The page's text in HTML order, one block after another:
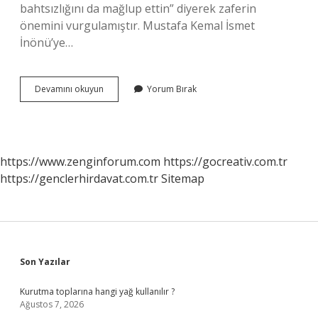
bahtsızlığını da mağlup ettin” diyerek zaferin
önemini vurgulamıştır. Mustafa Kemal İsmet
İnönü’ye…
Devamını okuyun
Orada
Makus
Talihini
Yorum Bırak
https://www.zenginforum.com https://gocreativ.com.tr
https://genclerhirdavat.com.trSitemap
Sidebar
Son Yazılar
Kurutma toplarına hangi yağ kullanılır ?
Ağustos 7, 2026